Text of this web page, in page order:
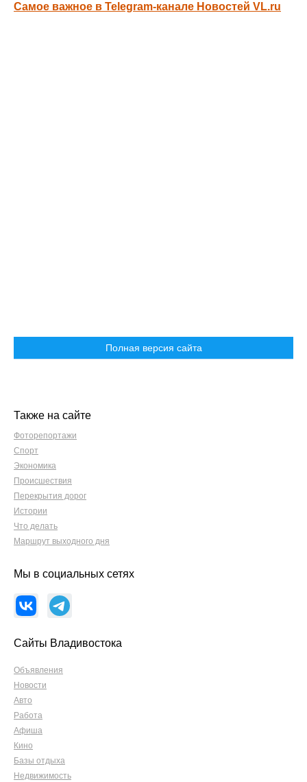
Самое важное в Telegram-канале Новостей VL.ru
Полная версия сайта
Также на сайте
Фоторепортажи
Спорт
Экономика
Происшествия
Перекрытия дорог
Истории
Что делать
Маршрут выходного дня
Мы в социальных сетях
Сайты Владивостока
Объявления
Новости
Авто
Работа
Афиша
Кино
Базы отдыха
Недвижимость